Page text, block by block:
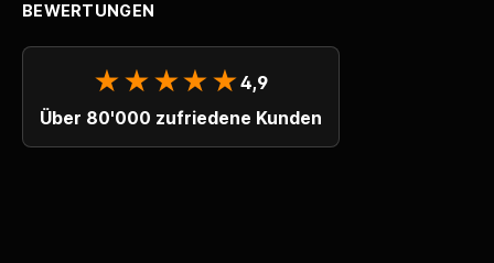
BEWERTUNGEN
★★★★★4,9
Über 80'000 zufriedene Kunden